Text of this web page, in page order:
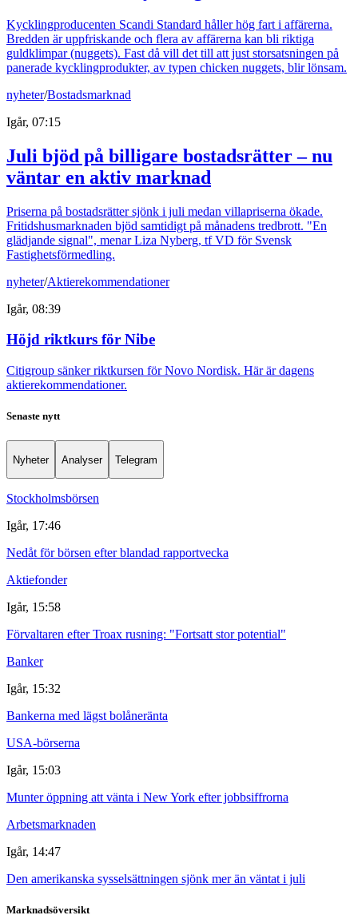
Kycklingproducenten Scandi Standard håller hög fart i affärerna.
Bredden är uppfriskande och flera av affärerna kan bli riktiga
guldklimpar (nuggets). Fast då vill det till att just storsatsningen på
panerade kycklingprodukter, av typen chicken nuggets, blir lönsam.
nyheter/Bostadsmarknad
Igår, 07:15
Juli bjöd på billigare bostadsrätter – nu
väntar en aktiv marknad
Priserna på bostadsrätter sjönk i juli medan villapriserna ökade.
Fritidshusmarknaden bjöd samtidigt på månadens tredbrott. "En
glädjande signal", menar Liza Nyberg, tf VD för Svensk
Fastighetsförmedling.
nyheter/Aktierekommendationer
Igår, 08:39
Höjd riktkurs för Nibe
Citigroup sänker riktkursen för Novo Nordisk. Här är dagens
aktierekommendationer.
Senaste nytt
Nyheter Analyser Telegram
Stockholmsbörsen
Igår, 17:46
Nedåt för börsen efter blandad rapportvecka
Aktiefonder
Igår, 15:58
Förvaltaren efter Troax rusning: "Fortsatt stor potential"
Banker
Igår, 15:32
Bankerna med lägst bolåneränta
USA-börserna
Igår, 15:03
Munter öppning att vänta i New York efter jobbsiffrorna
Arbetsmarknaden
Igår, 14:47
Den amerikanska sysselsättningen sjönk mer än väntat i juli
Marknadsöversikt